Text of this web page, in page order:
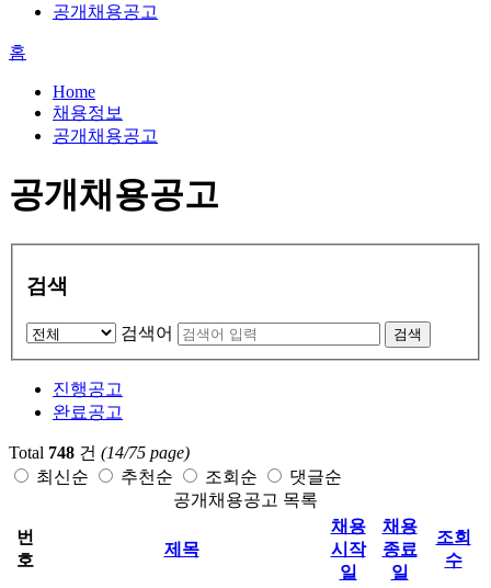
공개채용공고
홈
Home
채용정보
공개채용공고
공개채용공고
검색
검색어 검색
진행공고
완료공고
Total 748 건 (14/75 page)
최신순
추천순 조회순
댓글순
공개채용공고 목록
번
호
제목
채용
시작
일
채용
종료
일
조회
수